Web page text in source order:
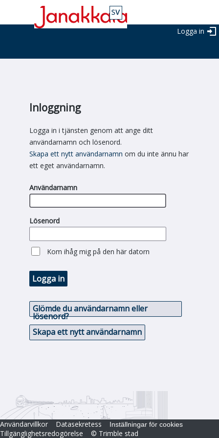
Logga in
Inloggning
Logga in i tjänsten genom att ange ditt
användarnamn och lösenord.
Skapa ett nytt användarnamn om du inte ännu har
ett eget användarnamn.
Användarnamn
Lösenord
Kom ihåg mig på den här datorn
Logga in
Glömde du användarnamn eller
lösenord?
Skapa ett nytt användarnamn
Användarvillkor Datasekretess Inställningar för cookies
Tillgänglighetsredogörelse © Trimble stad